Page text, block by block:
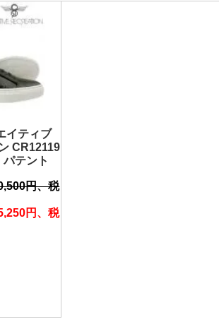
イティブ
CR12119
テント
円、税
円、税